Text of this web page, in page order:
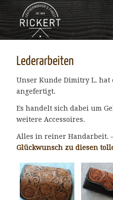
Lederarbeiten
Unser Kunde Dimitry L. hat
angefertigt.
Es handelt sich dabei um
weitere Accessoires.
Alles in reiner Handarbeit.
Glückwunsch zu diesen